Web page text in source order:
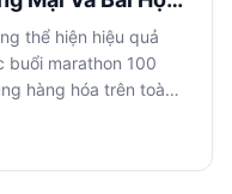
Nga
thể hiện hiệu quả
buổi marathon 100
hàng hóa trên toàn
diện trên thị
khẩu từ Việt Nam.